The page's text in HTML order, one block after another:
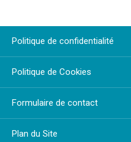
Politique de confidentialité
Politique de Cookies
Formulaire de contact
Plan du Site